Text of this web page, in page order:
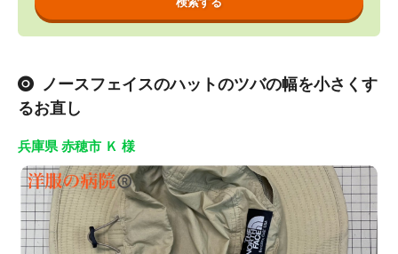
ノースフェイスのハットのツバの幅を小さくす
るお直し
兵庫県 赤穂市 Ｋ 様